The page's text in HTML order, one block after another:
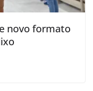
novo formato